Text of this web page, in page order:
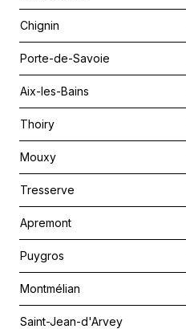
Chignin
Porte-de-Savoie
Aix-les-Bains
Thoiry
Mouxy
Tresserve
Apremont
Puygros
Montmélian
Saint-Jean-d'Arvey